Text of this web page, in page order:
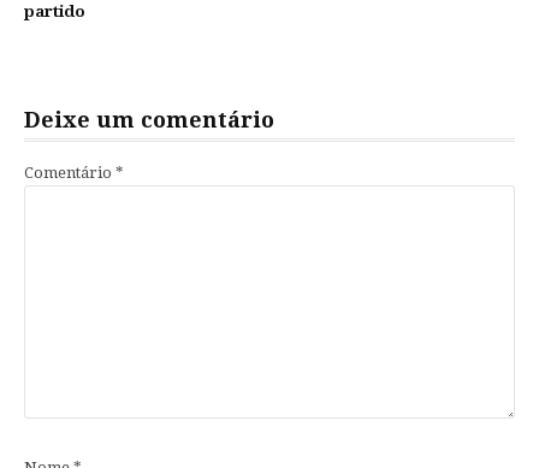
partido
Deixe um comentário
Comentário *